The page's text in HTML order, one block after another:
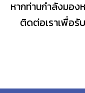
หากท่านกำลังมอง
ติดต่อเราเพื่อรั